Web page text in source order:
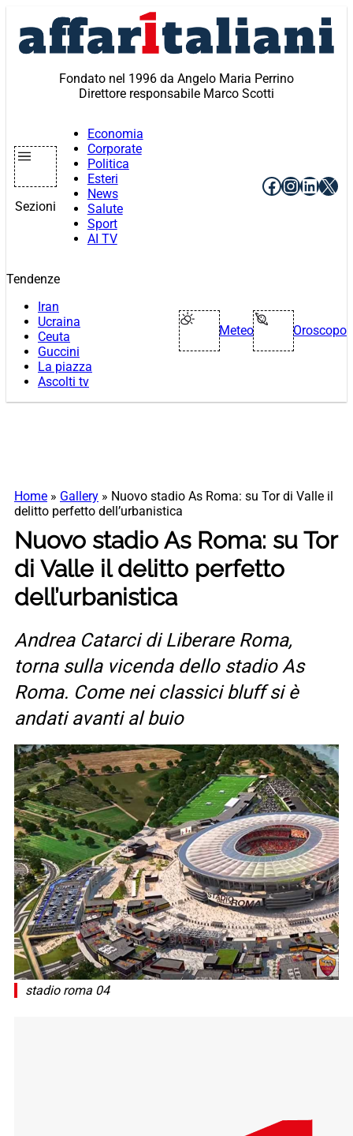
contenuto
Fondato nel 1996 da Angelo Maria Perrino
Direttore responsabile Marco Scotti
Sezioni
Economia
Corporate
Politica
Esteri
News
Salute
Sport
AI TV
Facebook
X
Tendenze
Iran
Ucraina
Ceuta
Guccini
La piazza
Ascolti tv
Meteo Oroscopo
Home » Gallery » Nuovo stadio As Roma: su Tor di Valle il
delitto perfetto dell’urbanistica
Nuovo stadio As Roma: su Tor
di Valle il delitto perfetto
dell’urbanistica
Andrea Catarci di Liberare Roma,
torna sulla vicenda dello stadio As
Roma. Come nei classici bluff si è
andati avanti al buio
stadio roma 04